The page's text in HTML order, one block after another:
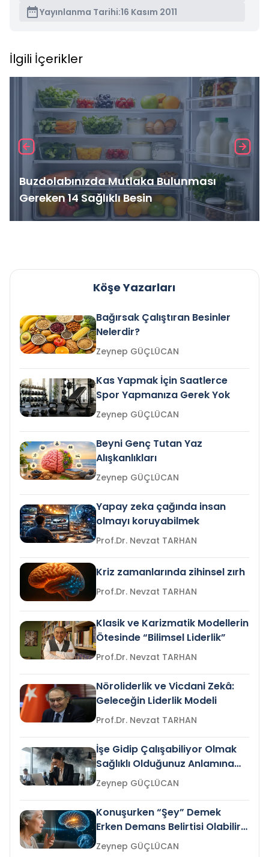
Yayınlanma Tarihi:16 Kasım 2011
İlgili İçerikler
Buzdolabınızda Mutlaka Bulunması
Gereken 14 Sağlıklı Besin
Köşe Yazarları
Bağırsak Çalıştıran Besinler
Nelerdir?
Zeynep GÜÇLÜCAN
Kas Yapmak İçin Saatlerce
Spor Yapmanıza Gerek Yok
Zeynep GÜÇLÜCAN
Beyni Genç Tutan Yaz
Alışkanlıkları
Zeynep GÜÇLÜCAN
Yapay zeka çağında insan
olmayı koruyabilmek
Prof.Dr. Nevzat TARHAN
Kriz zamanlarında zihinsel zırh
Prof.Dr. Nevzat TARHAN
Klasik ve Karizmatik Modellerin
Ötesinde “Bilimsel Liderlik”
Prof.Dr. Nevzat TARHAN
Nöroliderlik ve Vicdani Zekâ:
Geleceğin Liderlik Modeli
Prof.Dr. Nevzat TARHAN
İşe Gidip Çalışabiliyor Olmak
Sağlıklı Olduğunuz Anlamına
Gelir mi?Zeynep GÜÇLÜCAN
Konuşurken “Şey” Demek
Erken Demans Belirtisi Olabilir
mi?
Zeynep GÜÇLÜCAN